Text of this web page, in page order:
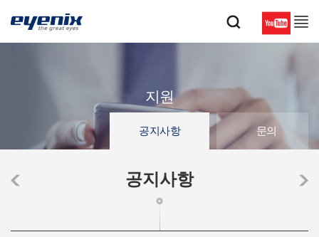
지원
공지사항 문의
공지사항